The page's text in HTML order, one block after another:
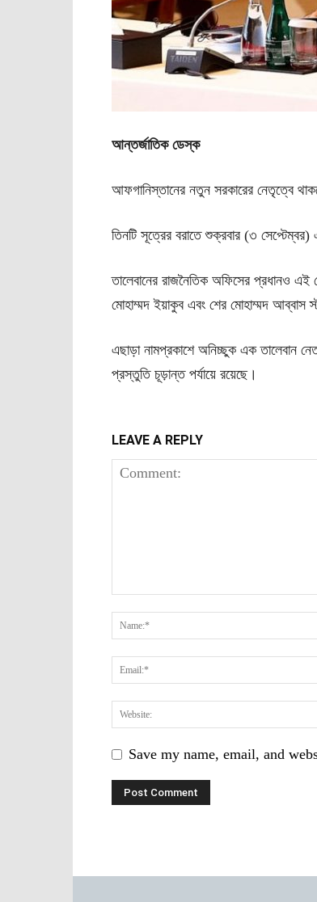
আন্তর্জাতিক ডেস্ক
আফগানিস্তানের নতুন সরকারের নেতৃত্বে
তিনটি সূত্রের বরাতে শুক্রবার (৩ সেপ্টেম্বর)
তালেবানের রাজনৈতিক অফিসের প্রধানও এই
মোহাম্মদ ইয়াকুব এবং শের মোহাম্মদ আব্বাস
এছাড়া নামপ্রকাশে অনিচ্ছুক এক তালেবান
প্রস্তুতি চূড়ান্ত পর্যায়ে রয়েছে।
LEAVE A REPLY
Save my name, email, and